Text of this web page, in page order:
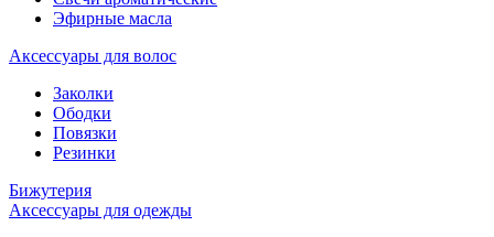
Эфирные масла
Аксессуары для волос
Заколки
Ободки
Повязки
Резинки
Бижутерия
Аксессуары для одежды